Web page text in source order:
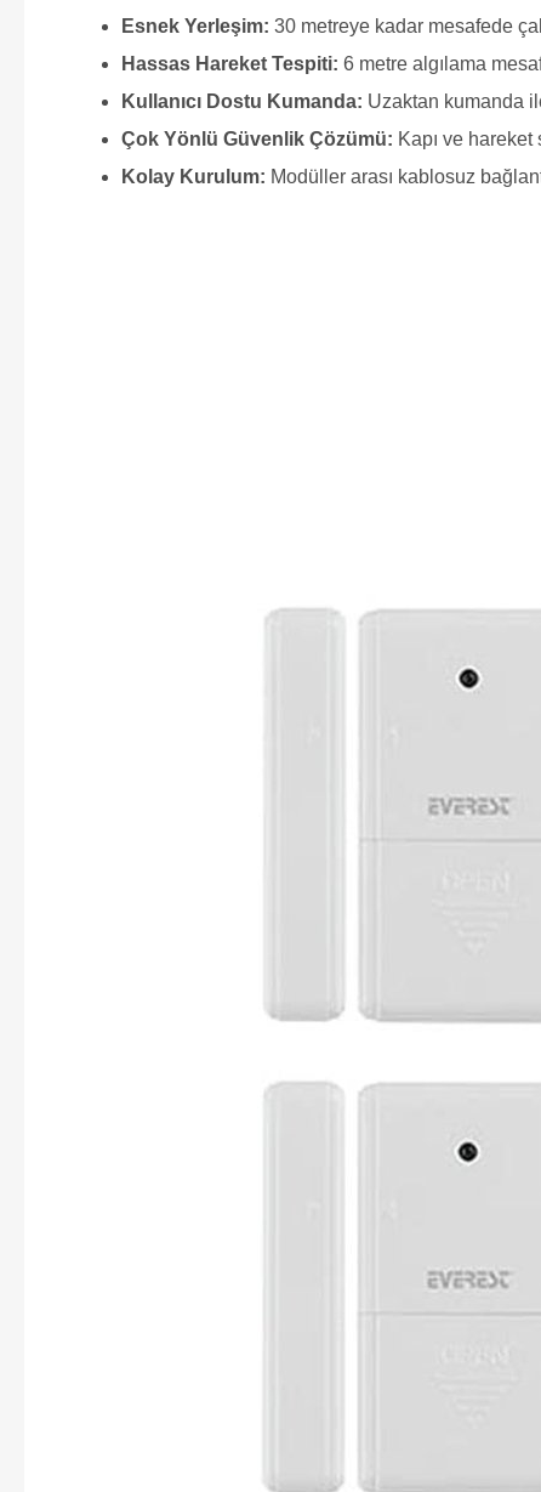
Esnek Yerleşim: 30 metreye kadar mesafede
Hassas Hareket Tespiti: 6 metre algılama
Kullanıcı Dostu Kumanda: Uzaktan kumanda
Çok Yönlü Güvenlik Çözümü: Kapı ve
Kolay Kurulum: Modüller arası kablosuz